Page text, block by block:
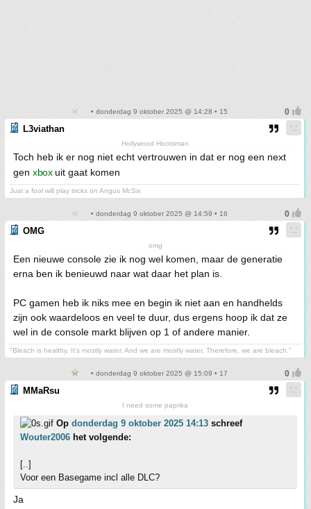
• donderdag 9 oktober 2025 @ 14:28 • 15
L3viathan
Hollywood Hootsman
Toch heb ik er nog niet echt vertrouwen in dat er nog een next
gen xboxuit gaat komen
Just a fool will play tricks on Angus McSix
• donderdag 9 oktober 2025 @ 14:59 • 16
OMG
omg
Een nieuwe console zie ik nog wel komen, maar de generatie
erna ben ik benieuwd naar wat daar het plan is.
PC gamen heb ik niks mee en begin ik niet aan en handhelds
zijn ook waardeloos en veel te duur, dus ergens hoop ik dat ze
wel in de console markt blijven op 1 of andere manier.
"Bleach is healthy. It's mostly water. And we are mostly water. Therefore, we are bleach."
• donderdag 9 oktober 2025 @ 15:09 • 17
MMaRsu
I need some paprika
Op donderdag 9 oktober 2025 14:13 schreef
Wouter2006 het volgende:
[..]
Voor een Basegame incl alle DLC?
Ja